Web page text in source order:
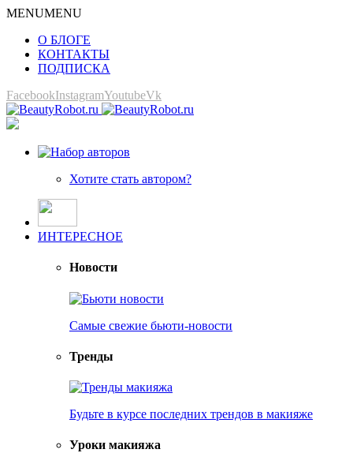
MENUMENU
О БЛОГЕ
КОНТАКТЫ
ПОДПИСКА
FacebookInstagramYoutubeVk
Хотите стать автором?
ИНТЕРЕСНОЕ
Новости
Самые свежие бьюти-новости
Тренды
Будьте в курсе последних трендов в макияже
Уроки макияжа